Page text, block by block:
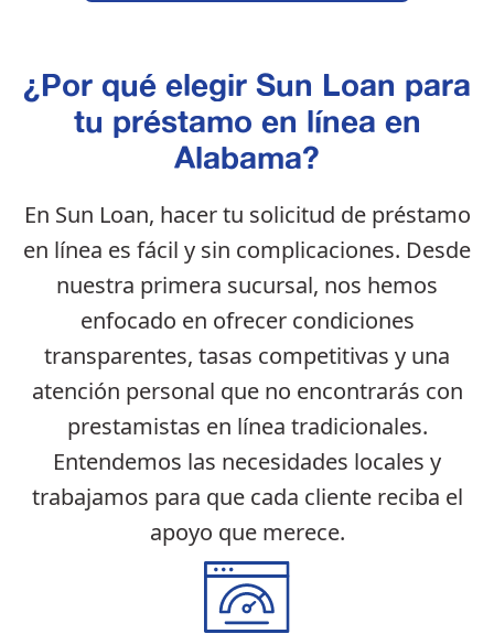
¿Por qué elegir Sun Loan para
tu préstamo en línea en
Alabama?
En Sun Loan, hacer tu solicitud de préstamo
en línea es fácil y sin complicaciones. Desde
nuestra primera sucursal, nos hemos
enfocado en ofrecer condiciones
transparentes, tasas competitivas y una
atención personal que no encontrarás con
prestamistas en línea tradicionales.
Entendemos las necesidades locales y
trabajamos para que cada cliente reciba el
apoyo que merece.